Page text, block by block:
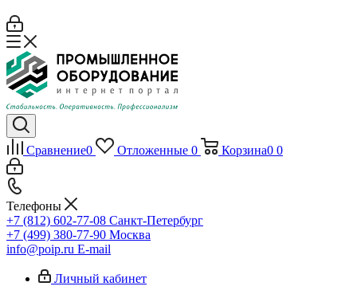
Сравнение0 Отложенные 0 Корзина0 0
Телефоны
+7 (812) 602-77-08 Санкт-Петербург
+7 (499) 380-77-90 Москва
info@poip.ru E-mail
Личный кабинет